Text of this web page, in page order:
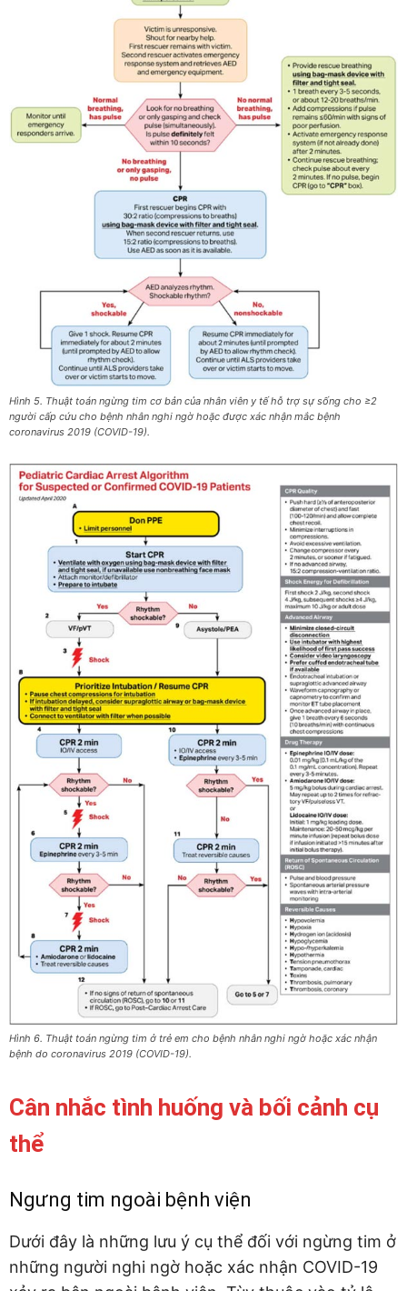
Hình 5. Thuật toán ngừng tim cơ bản của nhân viên y tế hỗ trợ sự sống cho ≥2
người cấp cứu cho bệnh nhân nghi ngờ hoặc được xác nhận mắc bệnh
coronavirus 2019 (COVID-19).
Hình 6. Thuật toán ngừng tim ở trẻ em cho bệnh nhân nghi ngờ hoặc xác nhận
bệnh do coronavirus 2019 (COVID-19).
Cân nhắc tình huống và bối cảnh cụ
thể
Ngưng tim ngoài bệnh viện
Dưới đây là những lưu ý cụ thể đối với ngừng tim ở
những người nghi ngờ hoặc xác nhận COVID-19